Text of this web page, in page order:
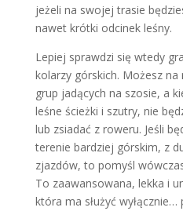
jeżeli na swojej trasie
nawet krótki odcinek leśny.
Lepiej sprawdzi się wtedy
kolarzy górskich. Możesz
grup jadących na szosie, a
leśne ścieżki i szutry, nie
lub zsiadać z roweru. Jeśli
terenie bardziej górskim, z
zjazdów, to pomyśl
To zaawansowana, lekka i
która ma służyć